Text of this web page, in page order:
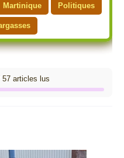
Martinique Politiques
57 articles lus